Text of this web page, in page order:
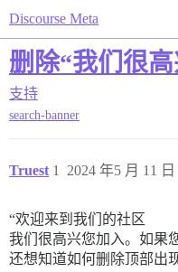
Discourse Meta
删除“我们很
支持
search-banner
Truest 2024 年5 月 11 日
1
“欢迎来到我们的社区
我们很高兴您加入。如果
还想知道如何删除顶部出